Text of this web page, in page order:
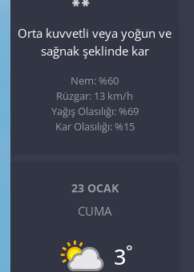
Orta kuvvetli veya yoğun ve
sağnak şeklinde kar
Nem: %60
Rüzgar: 13 km/h
Yağış Olasılığı: %69
Kar Olasılığı: %15
23 OCAK
CUMA
3°